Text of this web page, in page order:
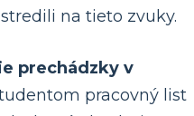
na tieto zvuky.
prechádzky v
pracovný list